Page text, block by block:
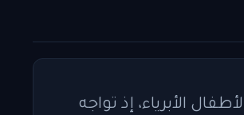
الأبرياء، إذ تواجه